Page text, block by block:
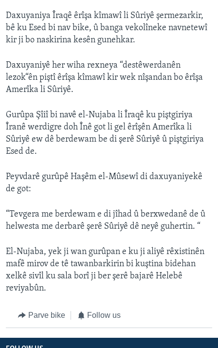
Daxuyaniya Îraqê êrîşa kîmawî li Sûriyê şermezarkir,
bê ku Esed bi nav bike, û banga vekolîneke navnetewî
kir ji bo naskirina kesên gunehkar.
Daxuyaniyê her wiha rexneya “destêwerdanên
lezok“ên piştî êrîşa kîmawî kir wek nîşandan bo êrîşa
Amerîka li Sûriyê.
Gurûpa Şîiî bi navê el-Nujaba li Îraqê ku piştgiriya
Îranê werdigre doh Înê got li gel êrîşên Amerîka li
Sûriyê ew dê berdewam be di şerê Sûriyê û piştgiriya
Esed de.
Peyvdarê gurûpê Haşêm el-Mûsewî di daxuyaniyekê
de got:
“Tevgera me berdewam e di jîhad û berxwedanê de û
helwesta me derbarê şerê Sûriyê dê neyê guhertin. “
El-Nujaba, yek ji wan gurûpan e ku ji aliyê rêxistinên
mafê mirov de tê tawanbarkirin bi kuştina bidehan
xelkê sivîl ku sala borî ji ber şerê bajarê Helebê
reviyabûn.
Parve bike Follow us